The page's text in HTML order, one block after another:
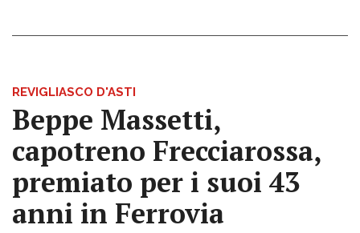
REVIGLIASCO D'ASTI
Beppe Massetti,
capotreno Frecciarossa,
premiato per i suoi 43
anni in Ferrovia